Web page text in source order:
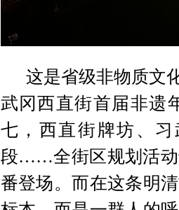
这是省级非物质文
武冈西直街首届非遗
七，西直街牌坊、
段……全街区规划活动
番登场。而在这条明